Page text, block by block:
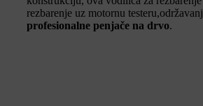
rezbarenje uz motornu
profesionalne penjače na drvo.